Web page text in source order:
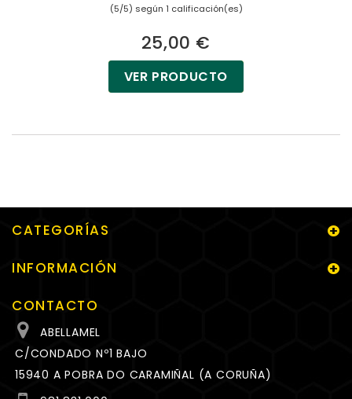
(5/5) según 1 calificación(es)
25,00 €
VER PRODUCTO
CATEGORÍAS
INFORMACIÓN
CONTACTO
ABELLAMEL
C/CONDADO Nº1 BAJO
15940 A POBRA DO CARAMIÑAL (A CORUÑA)